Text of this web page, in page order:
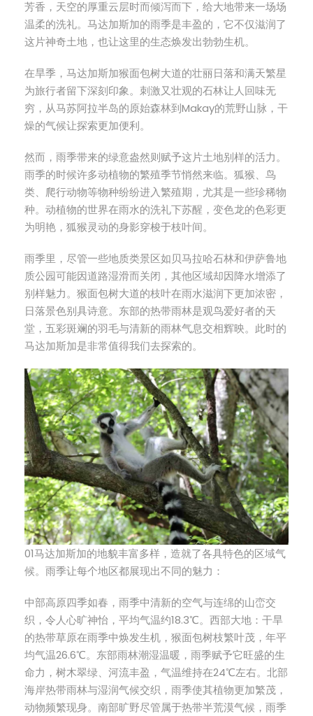
芳香，天空的厚重云层时而倾泻而下，给大地带来一场场
温柔的洗礼。马达加斯加的雨季是丰盈的，它不仅滋润了
这片神奇土地，也让这里的生态焕发出勃勃生机。
在旱季，马达加斯加猴面包树大道的壮丽日落和满天繁星
为旅行者留下深刻印象。刺激又壮观的石林让人回味无
穷，从马苏阿拉半岛的原始森林到Makay的荒野山脉，干
燥的气候让探索更加便利。
然而，雨季带来的绿意盎然则赋予这片土地别样的活力。
雨季的时候许多动植物的繁殖季节悄然来临。狐猴、鸟
类、爬行动物等物种纷纷进入繁殖期，尤其是一些珍稀物
种。动植物的世界在雨水的洗礼下苏醒，变色龙的色彩更
为明艳，狐猴灵动的身影穿梭于枝叶间。
雨季里，尽管一些地质类景区如贝马拉哈石林和伊萨鲁地
质公园可能因道路湿滑而关闭，其他区域却因降水增添了
别样魅力。猴面包树大道的枝叶在雨水滋润下更加浓密，
日落景色别具诗意。东部的热带雨林是观鸟爱好者的天
堂，五彩斑斓的羽毛与清新的雨林气息交相辉映。此时的
马达加斯加是非常值得我们去探索的。
01马达加斯加的地貌丰富多样，造就了各具特色的区域气
候。雨季让每个地区都展现出不同的魅力：
中部高原四季如春，雨季中清新的空气与连绵的山峦交
织，令人心旷神怡，平均气温约18.3℃。西部大地：干旱
的热带草原在雨季中焕发生机，猴面包树枝繁叶茂，年平
均气温26.6℃。东部雨林潮湿温暖，雨季赋予它旺盛的生
命力，树木翠绿、河流丰盈，气温维持在24℃左右。北部
海岸热带雨林与湿润气候交织，雨季使其植物更加繁茂，
动物频繁现身。南部旷野尽管属于热带半荒漠气候，雨季